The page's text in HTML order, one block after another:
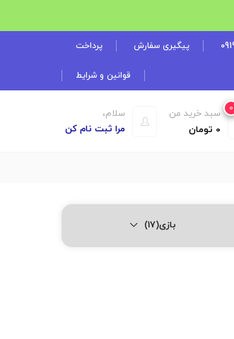
پیگیری سفارش پرداخت
قوانین و شرایط
سلام،
مرا ثبت نام کن
0
سبد خرید من
0 تومان
بازی(17)